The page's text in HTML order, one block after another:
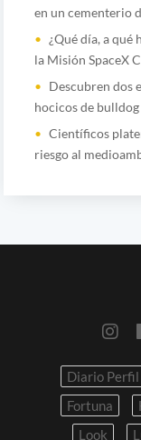
en un cementerio
¿Qué día, a qué
la Misión SpaceX
Descubren dos
hocicos de
Científicos
riesgo al
Diario Perfil
Fortuna
Look